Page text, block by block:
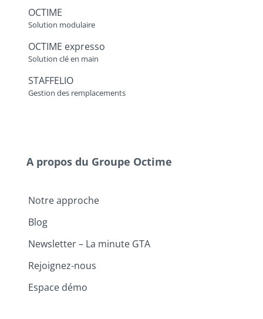
OCTIME
Solution modulaire
OCTIME expresso
Solution clé en main
STAFFELIO
Gestion des remplacements
A propos du Groupe Octime
Notre approche
Blog
Newsletter – La minute GTA
Rejoignez-nous
Espace démo